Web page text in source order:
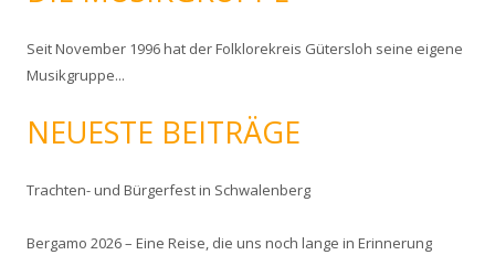
n
n
:
Seit November 1996 hat der Folklorekreis Gütersloh seine eigene
Musikgruppe...
NEUESTE BEITRÄGE
Trachten- und Bürgerfest in Schwalenberg
Bergamo 2026 – Eine Reise, die uns noch lange in Erinnerung